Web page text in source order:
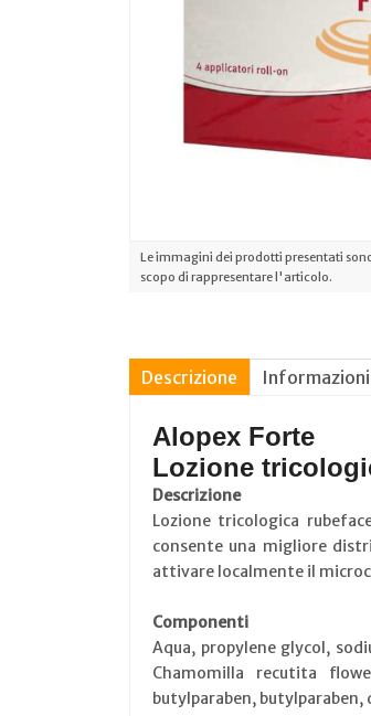
Le immagini dei prodotti presentati
scopo di rappresentare l'articolo.
Descrizione Informazioni
Alopex Forte
Lozione
Descrizione
Lozione tricologica
consente una migliore
attivare localmente il
Componenti
Aqua, propylene glycol,
Chamomilla recutita
butylparaben,